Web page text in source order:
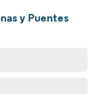
y Puentes